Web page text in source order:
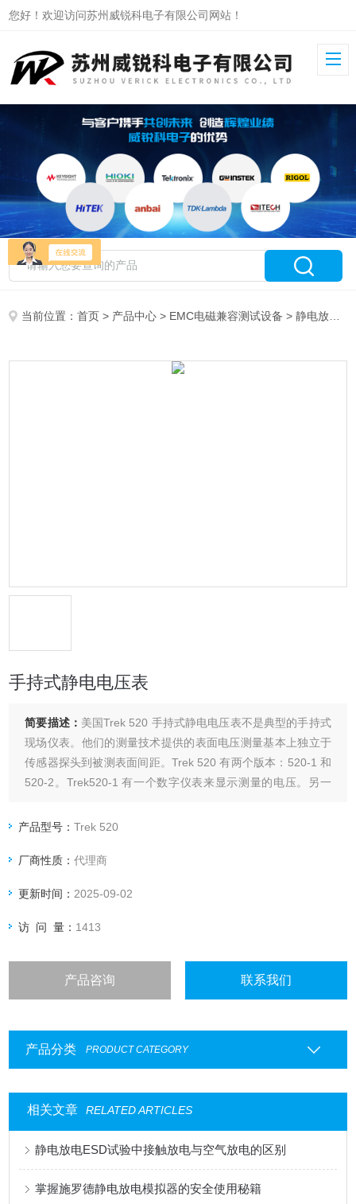
您好！欢迎访问苏州威锐科电子有限公司网站！
当前位置：首页 > 产品中心 > EMC电磁兼容测试设备 >静电放电模拟器
手持式静电电压表
简要描述： 美国Trek 520 手持式静电电压表不是典型的手持式
现场仪表。他们的测量技术提供的表面电压测量基本上独立于
传感器探头到被测表面间距。Trek 520 有两个版本：520-1 和
520-2。Trek520-1 有一个数字仪表来显示测量的电压。另一
器。该模拟输出监视器可用于记录测得的电压或在示波器上查
产品型号：Trek 520
厂商性质：代理商
更新时间： 2025-09-02
访 问 量： 1413
产品咨询 联系我们
产品分类 PRODUCT CATEGORY
相关文章 RELATED ARTICLES
静电放电ESD试验中接触放电与空气放电的区别
掌握施罗德静电放电模拟器的安全使用秘籍